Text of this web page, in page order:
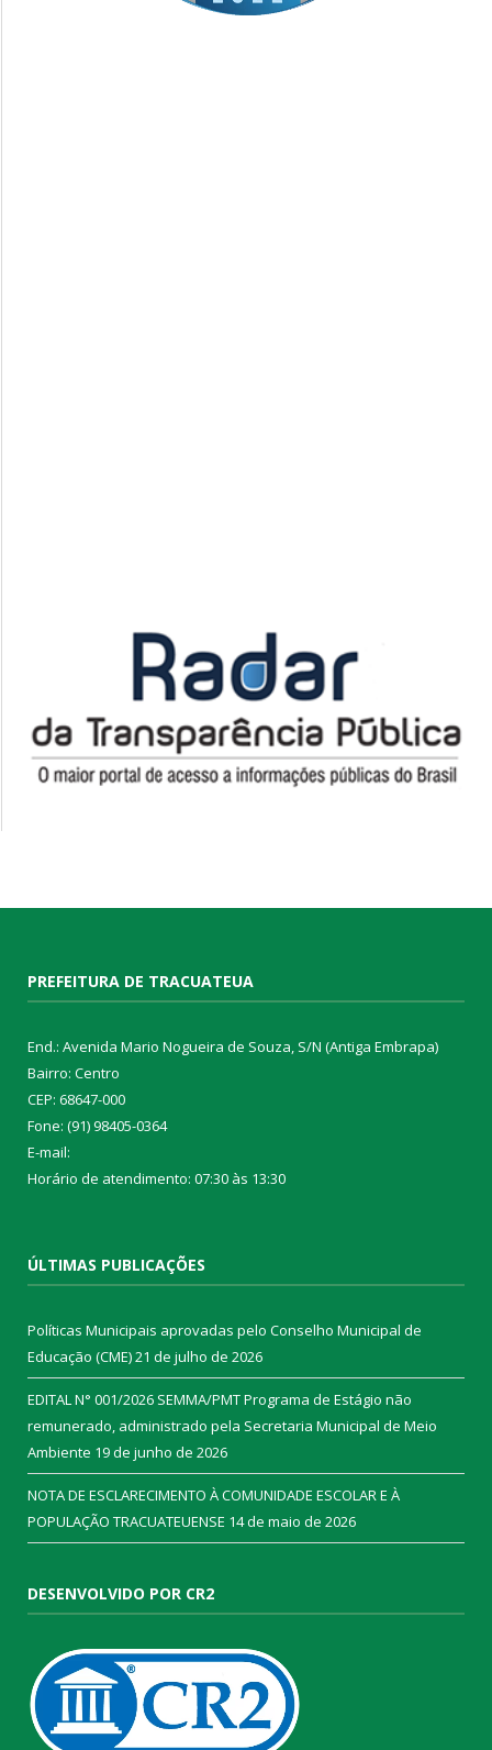
PREFEITURA DE TRACUATEUA
End.: Avenida Mario Nogueira de Souza, S/N (Antiga Embrapa)
Bairro: Centro
CEP: 68647-000
Fone: (91) 98405-0364
E-mail:
Horário de atendimento: 07:30 às 13:30
ÚLTIMAS PUBLICAÇÕES
Políticas Municipais aprovadas pelo Conselho Municipal de
Educação (CME)21 de julho de 2026
EDITAL N° 001/2026 SEMMA/PMT Programa de Estágio não
remunerado, administrado pela Secretaria Municipal de Meio
Ambiente 19 de junho de 2026
NOTA DE ESCLARECIMENTO À COMUNIDADE ESCOLAR E À
POPULAÇÃO TRACUATEUENSE 14 de maio de 2026
DESENVOLVIDO POR CR2